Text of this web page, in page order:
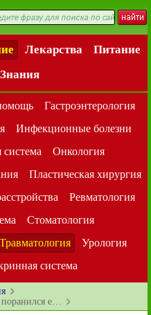
Лекарства
Питание
Знания
Гастроэнтерология
Инфекционные болезни
Онкология
Пластическая хирургия
Ревматология
Стоматология
Травматология
Урология
система
поранился е…